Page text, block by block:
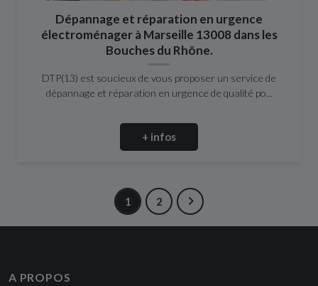
Dépannage et réparation en urgence
électroménager à Marseille 13008 dans les
Bouches du Rhône.
DTP(13) est soucieux de vous proposer un service de
dépannage et réparation en urgence de qualité po...
+ infos
1 2
A PROPOS